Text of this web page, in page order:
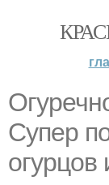
Супер
огурцов